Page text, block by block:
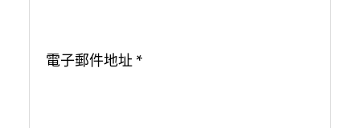
電子郵件地址 *